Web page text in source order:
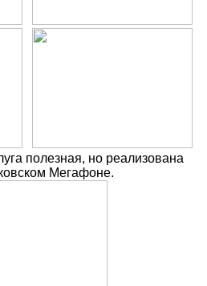
полезная, но реализована
Мегафоне.